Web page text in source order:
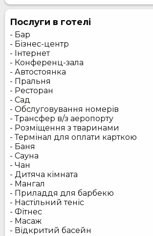
Послуги в готелі
- Бар
- Бізнес-центр
- Інтернет
- Конференц-зала
- Автостоянка
- Пральня
- Ресторан
- Сад
- Обслуговування номерів
- Трансфер в/з аеропорту
- Розміщення з тваринами
- Термінал для оплати карткою
- Баня
- Сауна
- Чан
- Дитяча кімната
- Мангал
- Приладдя для барбекю
- Настільний теніс
- Фітнес
- Масаж
- Відкритий басейн